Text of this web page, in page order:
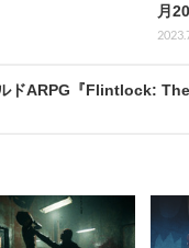
月
ドARPG『Flintlock: